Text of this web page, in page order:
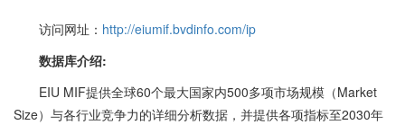
访问网址： http://eiumif.bvdinfo.com/ip
数据库介绍:
EIU MIF提供全球60个最大国家内500多项市场规模（Market
Size）与各行业竞争力的详细分析数据，并提供各项指标至2030年